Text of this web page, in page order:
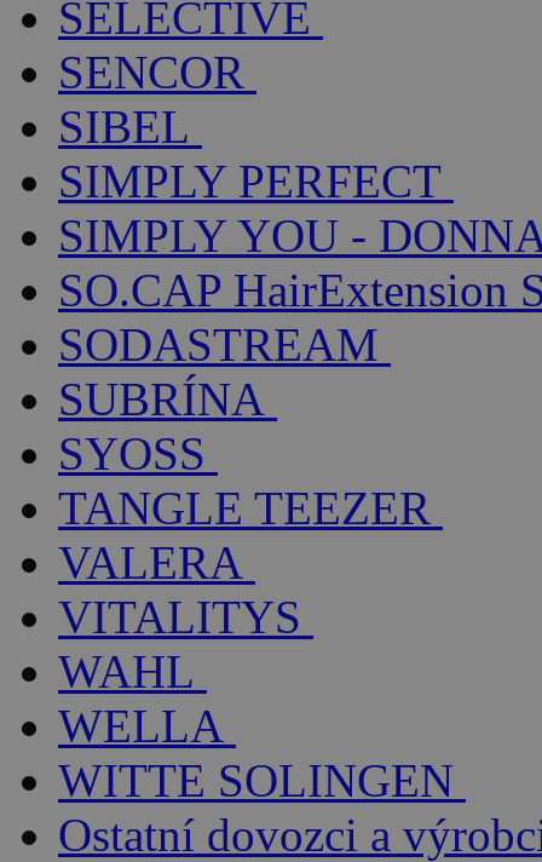
SELECTIVE
SENCOR
SIBEL
SIMPLY PERFECT
SIMPLY YOU -
SO.CAP HairExtension
SODASTREAM
SUBRÍNA
SYOSS
TANGLE TEEZER
VALERA
VITALITYS
WAHL
WELLA
WITTE SOLINGEN
Ostatní dovozci a